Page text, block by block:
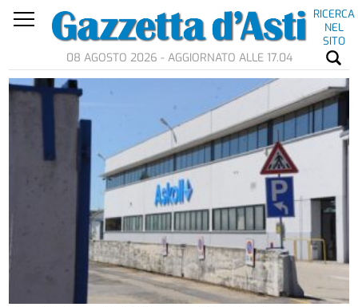
RICERCA
NEL
SITO
08 AGOSTO 2026 - AGGIORNATO ALLE 17.04